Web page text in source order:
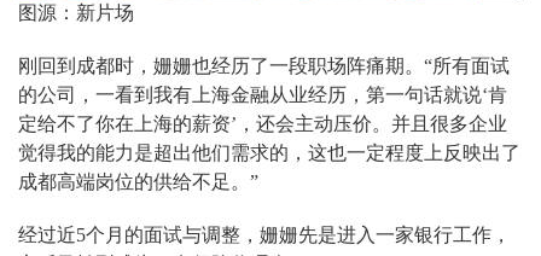
图源：新片场
刚回到成都时，姗姗也经历了一段职场阵痛期。“所有面试
的公司，一看到我有上海金融从业经历，第一句话就说‘肯
定给不了你在上海的薪资’，还会主动压价。并且很多企业
觉得我的能力是超出他们需求的，这也一定程度上反映出了
成都高端岗位的供给不足。”
经过近5个月的面试与调整，姗姗先是进入一家银行工作，